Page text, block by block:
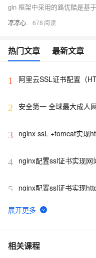
凉凉心. 678
热门文章 最新文章
1 阿里云SSL证书配置（
2 安全第一 全球最大成人
3 nginx ssL +tomcat实现
4 nginx配置ssl证书实现
5 nginx配置ssl证书实现
6 企业级Nginx实战-配置
7 IP地址能否申请HTTPS证
相关课程